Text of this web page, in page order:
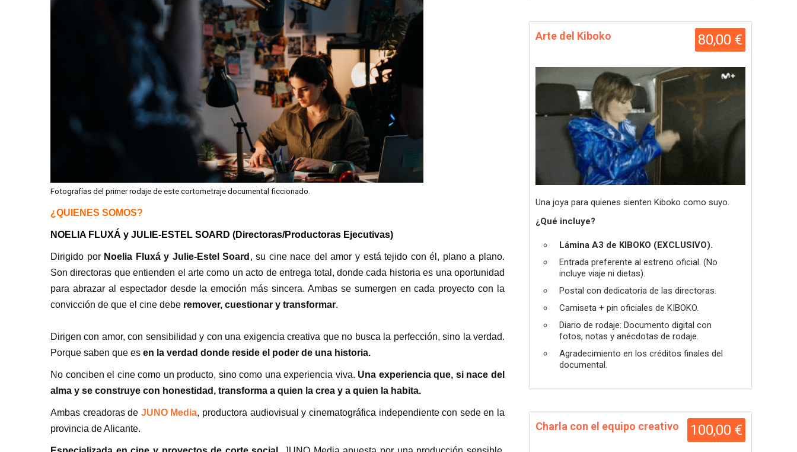
Fotografías del primer rodaje de este cortometraje documental ficcionado.
¿QUIENES SOMOS?
NOELIA FLUXÁ y JULIE-ESTEL SOARD (Directoras/Productoras Ejecutivas)
Dirigido por Noelia Fluxá y Julie-Estel Soard , su cine nace del amor y está tejido con él, plano a plano.
Son directoras que entienden el arte como un acto de entrega total, donde cada historia es una oportunidad
para abrazar al espectador desde la emoción más sincera. Ambas se sumergen en cada proyecto con la
convicción de que el cine debe remover, cuestionar y transformar.
Dirigen con amor, con sensibilidad y con una exigencia creativa que no busca la perfección, sino la verdad.
Porque saben que es en la verdad donde reside el poder de una historia.
No conciben el cine como un producto, sino como una experiencia viva. Una experiencia que, si nace del
alma y se construye con honestidad, transforma a quien la crea y a quien la habita.
Ambas creadoras de JUNO Media, productora audiovisual y cinematográfica independiente con sede en la
provincia de Alicante.
80,00 €
Arte del Kiboko
Una joya para quienes sienten Kiboko como suyo.
¿Qué incluye?
Lámina A3 de KIBOKO (EXCLUSIVO).
Entrada preferente al estreno oficial. (No
incluye viaje ni dietas).
Postal con dedicatoria de las directoras.
Camiseta + pin oficiales de KIBOKO.
Diario de rodaje: Documento digital con
fotos, notas y anécdotas de rodaje.
Agradecimiento en los créditos finales del
documental.
100,00 €
Charla con el equipo creativo